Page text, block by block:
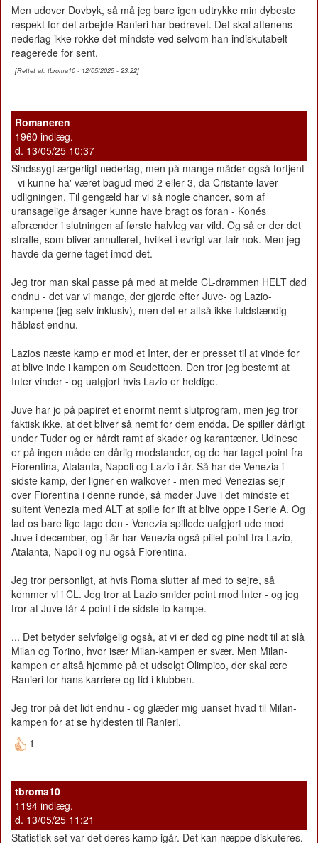
Men udover Dovbyk, så må jeg bare igen udtrykke min dybeste
respekt for det arbejde Ranieri har bedrevet. Det skal aftenens
nederlag ikke rokke det mindste ved selvom han indiskutabelt
reagerede for sent.
[Rettet af: tbroma10 - 12/05/2025 - 23:22]
Romaneren
1960 indlæg.
d. 13/05/25 10:37
Sindssygt ærgerligt nederlag, men på mange måder også fortjent
- vi kunne ha' været bagud med 2 eller 3, da Cristante laver
udligningen. Til gengæld har vi så nogle chancer, som af
uransagelige årsager kunne have bragt os foran - Konés
afbrænder i slutningen af første halvleg var vild. Og så er der det
straffe, som bliver annulleret, hvilket i øvrigt var fair nok. Men jeg
havde da gerne taget imod det.
Jeg tror man skal passe på med at melde CL-drømmen HELT død
endnu - det var vi mange, der gjorde efter Juve- og Lazio-
kampene (jeg selv inklusiv), men det er altså ikke fuldstændig
håbløst endnu.
Lazios næste kamp er mod et Inter, der er presset til at vinde for
at blive inde i kampen om Scudettoen. Den tror jeg bestemt at
Inter vinder - og uafgjort hvis Lazio er heldige.
Juve har jo på papiret et enormt nemt slutprogram, men jeg tror
faktisk ikke, at det bliver så nemt for dem endda. De spiller dårligt
under Tudor og er hårdt ramt af skader og karantæner. Udinese
er på ingen måde en dårlig modstander, og de har taget point fra
Fiorentina, Atalanta, Napoli og Lazio i år. Så har de Venezia i
sidste kamp, der ligner en walkover - men med Venezias sejr
over Fiorentina i denne runde, så møder Juve i det mindste et
sultent Venezia med ALT at spille for ift at blive oppe i Serie A. Og
lad os bare lige tage den - Venezia spillede uafgjort ude mod
Juve i december, og i år har Venezia også pillet point fra Lazio,
Atalanta, Napoli og nu også Fiorentina.
Jeg tror personligt, at hvis Roma slutter af med to sejre, så
kommer vi i CL. Jeg tror at Lazio smider point mod Inter - og jeg
tror at Juve får 4 point i de sidste to kampe.
... Det betyder selvfølgelig også, at vi er død og pine nødt til at slå
Milan og Torino, hvor især Milan-kampen er svær. Men Milan-
kampen er altså hjemme på et udsolgt Olimpico, der skal ære
Ranieri for hans karriere og tid i klubben.
Jeg tror på det lidt endnu - og glæder mig uanset hvad til Milan-
kampen for at se hyldesten til Ranieri.
1
tbroma10
1194 indlæg.
d. 13/05/25 11:21
Statistisk set var det deres kamp igår. Det kan næppe diskuteres.